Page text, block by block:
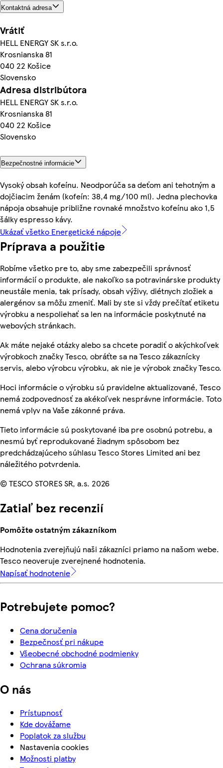
Kontaktná adresa
Vrátiť
HELL ENERGY SK s.r.o.
Krosnianska 81
040 22 Košice
Slovensko
Adresa distribútora
HELL ENERGY SK s.r.o.
Krosnianska 81
040 22 Košice
Slovensko
Bezpečnostné informácie
Vysoký obsah kofeínu. Neodporúča sa deťom ani tehotným a
dojčiacim ženám (kofeín: 38,4 mg/100 ml). Jedna plechovka
nápoja obsahuje približne rovnaké množstvo kofeínu ako 1,5
šálky espresso kávy.
Ukázať všetko Energetické nápoje
Príprava a použitie
Robíme všetko pre to, aby sme zabezpečili správnosť
informácií o produkte, ale nakoľko sa potravinárske produkty
neustále menia, tak prísady, obsah výživy, diétnych zložiek a
alergénov sa môžu zmeniť. Mali by ste si vždy prečítať etiketu
výrobku a nespoliehať sa len na informácie poskytnuté na
webových stránkach.
Ak máte nejaké otázky alebo sa chcete poradiť o akýchkoľvek
výrobkoch značky Tesco, obráťte sa na Tesco zákaznícky
servis, alebo výrobcu výrobku, ak nie je výrobok značky Tesco.
Hoci informácie o výrobku sú pravidelne aktualizované, Tesco
nemá zodpovednosť za akékoľvek nesprávne informácie. Toto
nemá vplyv na Vaše zákonné práva.
Tieto informácie sú poskytované iba pre osobnú potrebu, a
nesmú byť reprodukované žiadnym spôsobom bez
predchádzajúceho súhlasu Tesco Stores Limited ani bez
náležitého potvrdenia.
© TESCO STORES SR, a.s. 2026
Zatiaľ bez recenzií
Pomôžte ostatným zákazníkom
Hodnotenia zverejňujú naši zákazníci priamo na našom webe.
Tesco neoveruje zverejnené hodnotenia.
Napísať hodnotenie
Potrebujete pomoc?
Cena doručenia
Bezpečnosť pri nákupe
Všeobecné obchodné podmienky
Ochrana súkromia
O nás
Prístupnosť
Kde dovážame
Poplatok za službu
Nastavenia cookies
Možnosti platby